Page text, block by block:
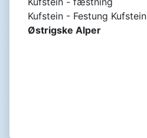
Kufstein - Festung Kufstein
Østrigske Alper